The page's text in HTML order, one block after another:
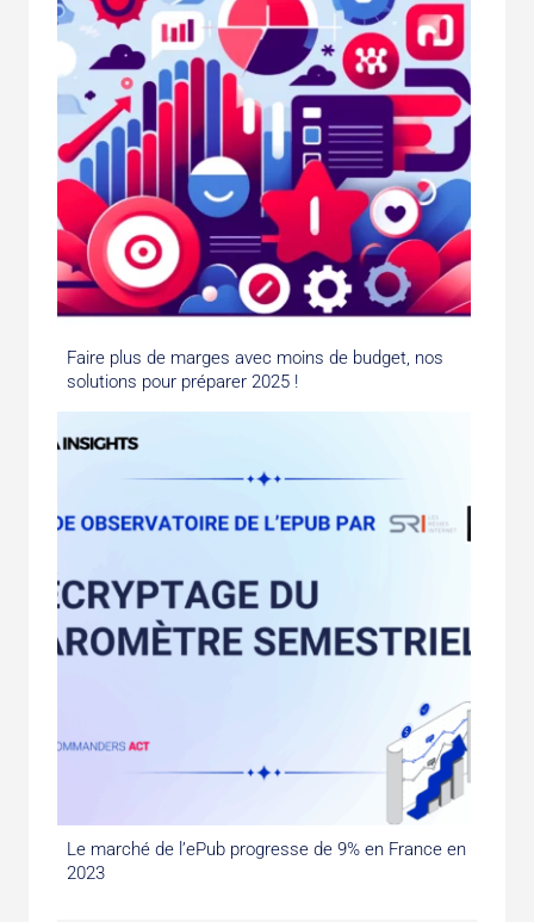
Faire plus de marges avec moins de budget, nos
solutions pour préparer 2025 !
Le marché de l’ePub progresse de 9% en France en
2023